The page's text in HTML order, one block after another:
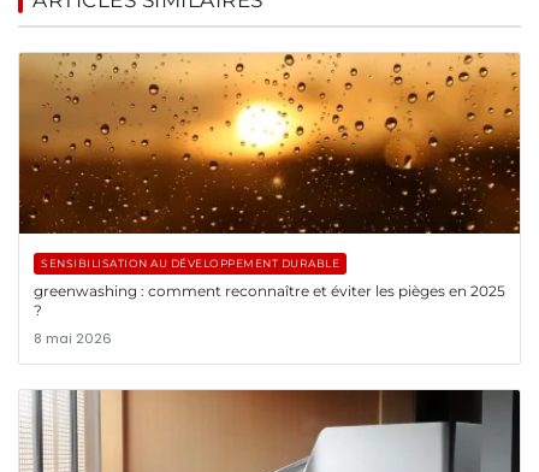
SENSIBILISATION AU DÉVELOPPEMENT DURABLE
greenwashing : comment reconnaître et éviter les pièges en 2025
?
8 mai 2026